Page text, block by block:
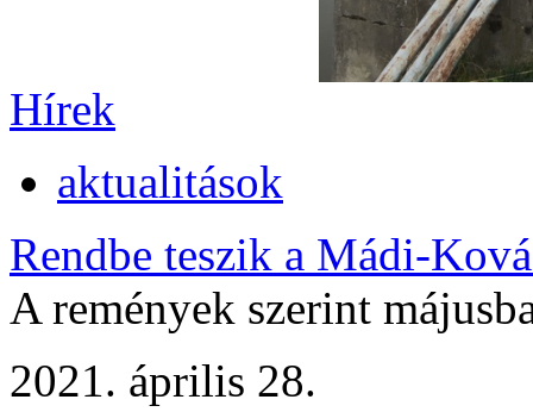
Hírek
aktualitások
Rendbe teszik a Mádi-
A remények szerint
2021. április 28.